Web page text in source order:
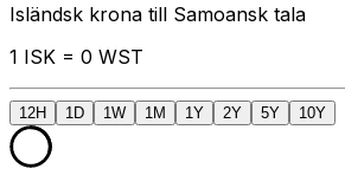
Isländsk krona till Samoansk tala
1 ISK = 0 WST
12H 1D 1W 1M 1Y 2Y 5Y 10Y